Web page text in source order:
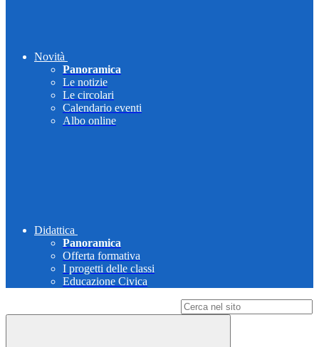
Novità
Panoramica
Le notizie
Le circolari
Calendario eventi
Albo online
Didattica
Panoramica
Offerta formativa
I progetti delle classi
Educazione Civica